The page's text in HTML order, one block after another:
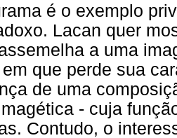
é o exemplo
Lacan quer
a uma
que perde sua
de uma
- cuja
Contudo, o